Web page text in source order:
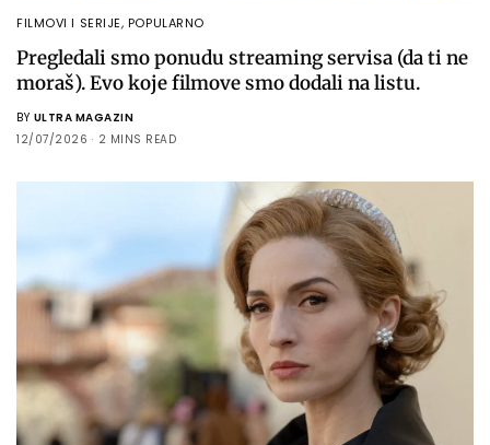
FILMOVI I SERIJE, POPULARNO
Pregledali smo ponudu streaming servisa (da ti ne
moraš). Evo koje filmove smo dodali na listu.
BY ULTRA MAGAZIN
12/07/2026
2 MINS READ